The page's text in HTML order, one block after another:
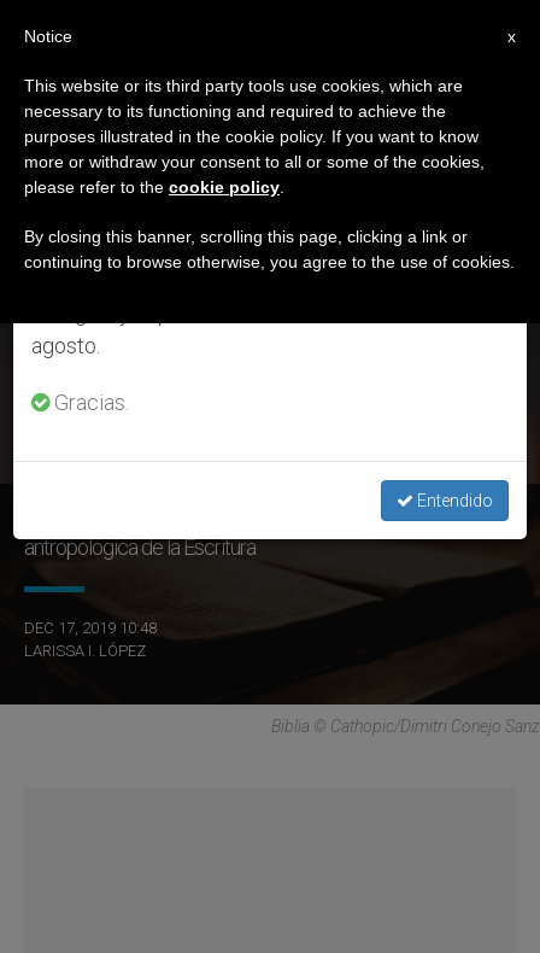
ETIQUETA
Posts Tagged ‘visión
Antropológica’
ÚLTIMAS NOTICIAS
Pontificia Comisión Bíblica: ‘¿Quién es el hombre?’, visión
antropológica de la Escritura
DEC 17, 2019 10:48
LARISSA I. LÓPEZ
Biblia © Cathopic/Dimitri Conejo Sanz
×
Aviso importante
Del 27 de julio al 7 de agosto haremos la pausa
anual, aprovechando que en el periodo de verano
se generan menos informaciones y también el
agosto.
Gracias.
Entendido
x
Notice
This website or its third party tools use cookies, which are
necessary to its functioning and required to achieve the
purposes illustrated in the cookie policy. If you want to know
more or withdraw your consent to all or some of the cookies,
please refer to the cookie policy
By closing this banner, scrolling this page, clicking a link or
continuing to browse otherwise, you agree to the use of cookies.